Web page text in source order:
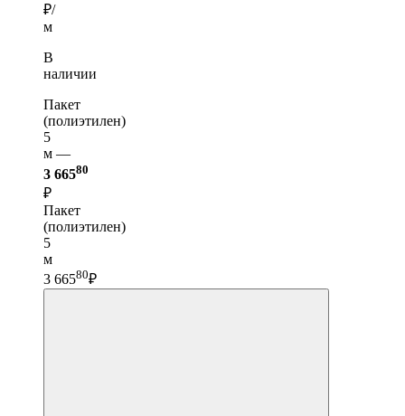
₽/
м
В
наличии
Пакет
(полиэтилен)
5
м —
3 66580
₽
Пакет
(полиэтилен)
5
м
3 66580₽